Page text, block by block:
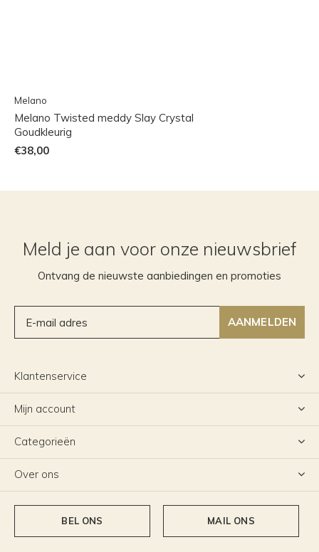
Melano
Melano Twisted meddy Slay Crystal
Goudkleurig
€38,00
Meld je aan voor onze nieuwsbrief
Ontvang de nieuwste aanbiedingen en promoties
AANMELDEN
Klantenservice
Mijn account
Categorieën
Over ons
BEL ONS MAIL ONS